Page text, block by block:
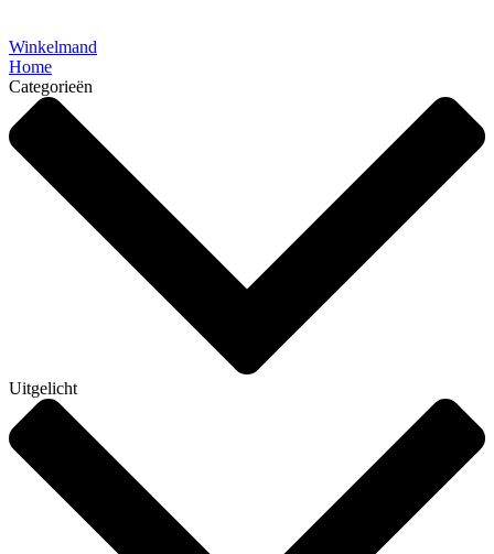
Winkelmand
Home
Categorieën
Uitgelicht